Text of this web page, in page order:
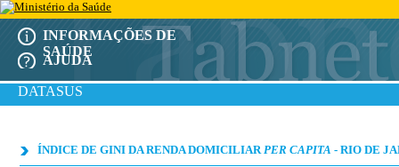
INFORMAÇÕES DE
SAÚDE
AJUDA
DATASUS
ÍNDICE DE GINI DA RENDA DOMICILIARPER CAPITA - RIO DE